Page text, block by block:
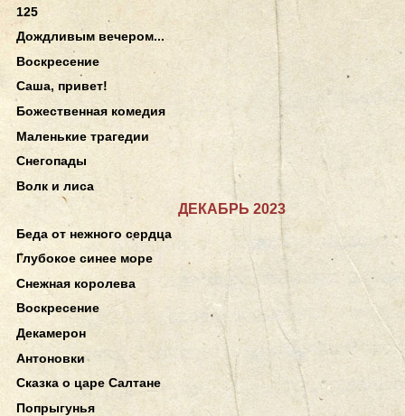
125
Дождливым вечером...
Воскресение
Саша, привет!
Божественная комедия
Маленькие трагедии
Снегопады
Волк и лиса
ДЕКАБРЬ 2023
Беда от нежного сердца
Глубокое синее море
Снежная королева
Воскресение
Декамерон
Антоновки
Сказка о царе Салтане
Попрыгунья